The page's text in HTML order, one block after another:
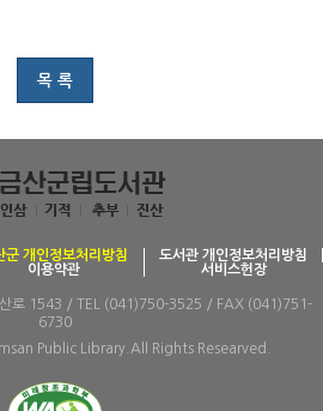
목 록
군 개인정보처리방침
도서관 개인정보처리방침
이용약관 서비스헌장
산로 1543 / TEL (041)750-3525 / FAX (041)751-
6730
Public Library.All Rights Researved.